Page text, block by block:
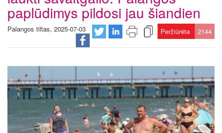
paplūdimys pildosi jau šiandien
Palangos tiltas, 2025-07-03 Peržiūrėta 2144